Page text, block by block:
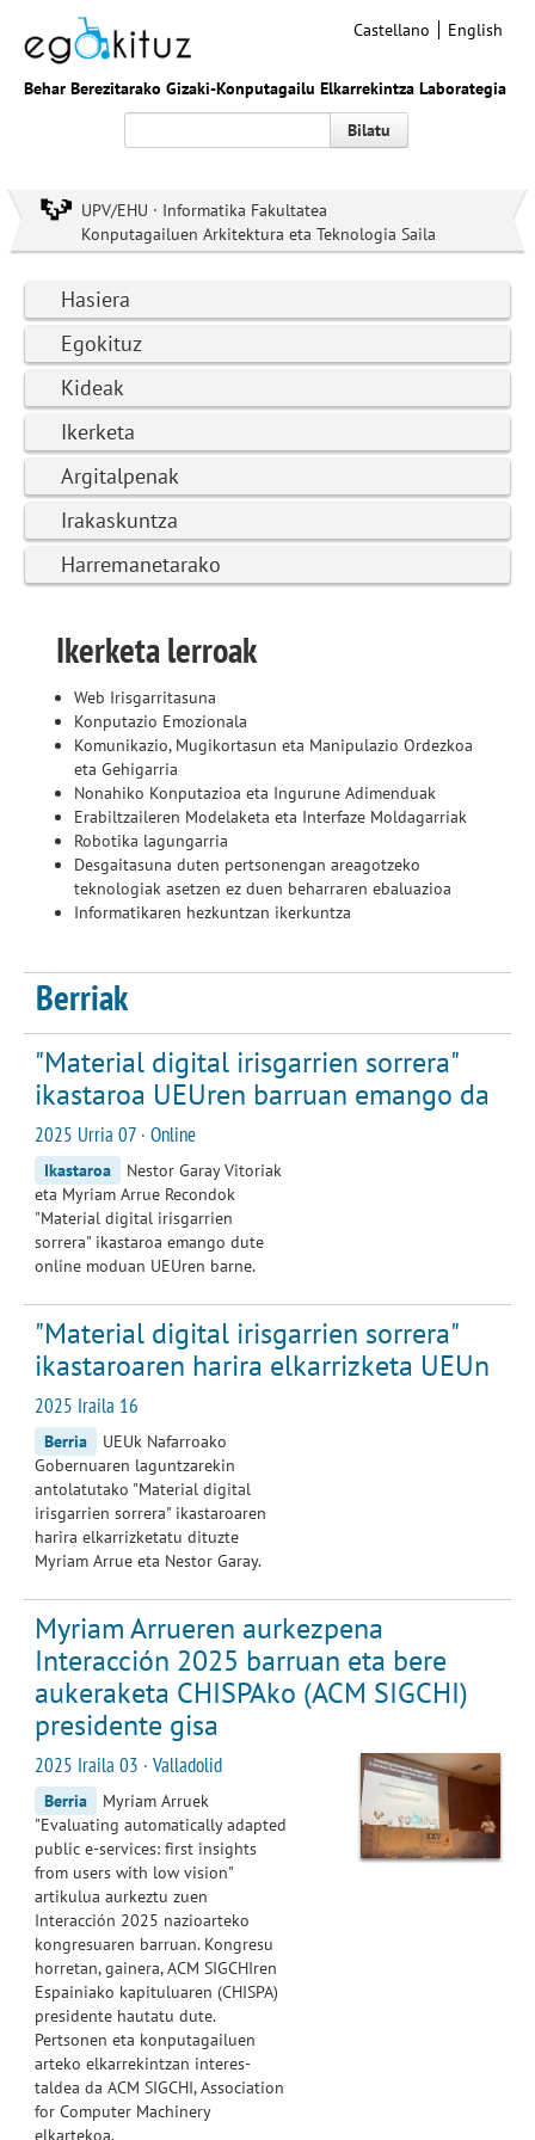
Behar Berezitarako Gizaki-Konputagailu Elkarrekintza Laborategia
Castellano English
Bilatu
UPV/EHU · Informatika Fakultatea
Konputagailuen Arkitektura eta Teknologia Saila
Hasiera
Egokituz
Kideak
Ikerketa
Argitalpenak
Irakaskuntza
Harremanetarako
Ikerketa lerroak
Web Irisgarritasuna
Konputazio Emozionala
Komunikazio, Mugikortasun eta Manipulazio Ordezkoa
eta Gehigarria
Nonahiko Konputazioa eta Ingurune Adimenduak
Erabiltzaileren Modelaketa eta Interfaze Moldagarriak
Robotika lagungarria
Desgaitasuna duten pertsonengan areagotzeko
teknologiak asetzen ez duen beharraren ebaluazioa
Informatikaren hezkuntzan ikerkuntza
Berriak
"Material digital irisgarrien sorrera"
ikastaroa UEUren barruan emango da
2025 Urria 07 · Online
Ikastaroa
Nestor Garay Vitoriak
eta Myriam Arrue Recondok
"Material digital irisgarrien
sorrera" ikastaroa emango dute
online moduan UEUren barne.
"Material digital irisgarrien sorrera"
ikastaroaren harira elkarrizketa UEUn
2025 Iraila 16
Berria
UEUk Nafarroako
Gobernuaren laguntzarekin
antolatutako "Material digital
irisgarrien sorrera" ikastaroaren
harira elkarrizketatu dituzte
Myriam Arrue eta Nestor Garay.
Myriam Arrueren aurkezpena
Interacción 2025 barruan eta bere
aukeraketa CHISPAko (ACM SIGCHI)
presidente gisa
2025 Iraila 03 · Valladolid
Berria
Myriam Arruek
"Evaluating automatically adapted
public e-services: first insights
from users with low vision"
artikulua aurkeztu zuen
Interacción 2025 nazioarteko
kongresuaren barruan. Kongresu
horretan, gainera, ACM SIGCHIren
Espainiako kapituluaren (CHISPA)
presidente hautatu dute.
Pertsonen eta konputagailuen
arteko elkarrekintzan interes-
taldea da ACM SIGCHI, Association
for Computer Machinery
elkartekoa.